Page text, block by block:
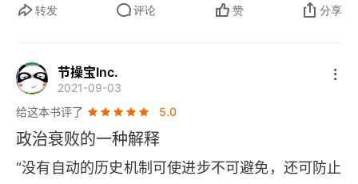
权，相对欧洲的海洋文明，通过贸易建立并巩固诚
为基础的超越宗教的借口。还有关于民族认同的形
成，以及从发展角度看战争对于政体改革维度的促
进等等。从不同政体的国家的建立，到民主发展的
历程，以及政治发展是个动态的过程，随着状况的
变化体制的僵硬进而导致的各种政治衰败。涉及全
转发 评论 赞 分享
节操宝Inc.
2021-09-03
给这本书评了
5.0
政治衰败的一种解释
“没有自动的历史机制可使进步不可避免，还可防止